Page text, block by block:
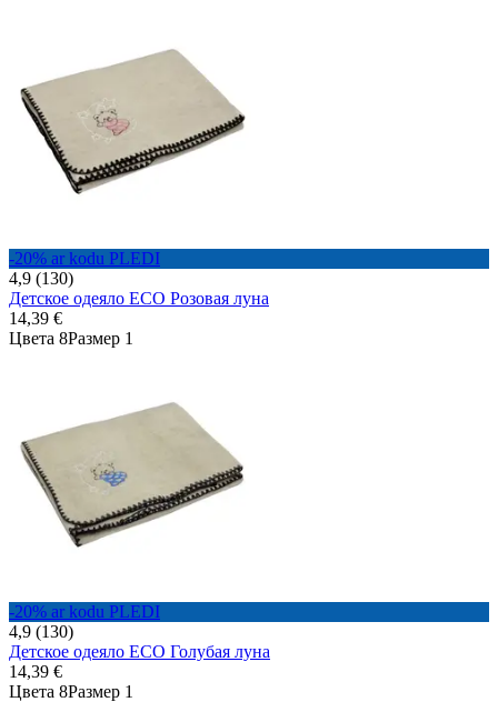
-20% ar kodu PLEDI
4,9 (130)
Детское одеяло ECO Розовая луна
14,39 €
Цвета 8Размер 1
-20% ar kodu PLEDI
4,9 (130)
Детское одеяло ECO Голубая луна
14,39 €
Цвета 8Размер 1